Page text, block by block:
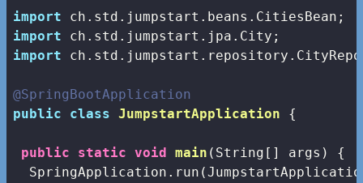
import
import
import
@SpringBootApplication
public
class JumpstartApplication {
public static void main (String[] args)
{